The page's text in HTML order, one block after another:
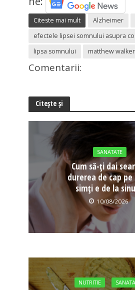
Citeste mai mult Alzheimer
efectele lipsei somnului asupra
lipsa somnului
matthew walker
Comentarii:
Citește și
SANATATE
Cum să-ți dai
durerea de cap pe
simți e de la
10/08/2026
NUTRITIE